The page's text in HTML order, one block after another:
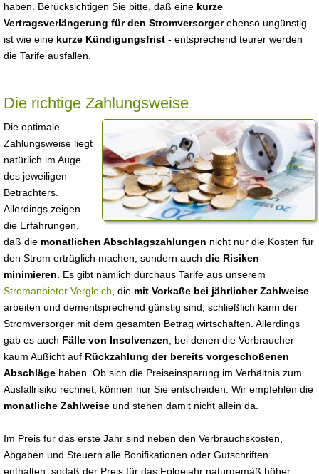
haben. Berücksichtigen Sie bitte, daß eine kurze
Vertragsverlängerung für den Stromversorgerebenso ungünstig
ist wie eine kurze Kündigungsfrist - entsprechend teurer werden
die Tarife ausfallen.
Die richtige Zahlungsweise
Die optimale
Zahlungsweise liegt
natürlich im Auge
des jeweiligen
Betrachters.
Allerdings zeigen
die Erfahrungen,
daß die monatlichen Abschlagszahlungen nicht nur die Kosten für
den Strom erträglich machen, sondern auch die Risiken
minimieren . Es gibt nämlich durchaus Tarife aus unserem
Stromanbieter Vergleich , die mit Vorkaße bei jährlicher Zahlweise
arbeiten und dementsprechend günstig sind, schließlich kann der
Stromversorger mit dem gesamten Betrag wirtschaften. Allerdings
gab es auch Fälle von Insolvenzen , bei denen die Verbraucher
kaum Außicht auf Rückzahlung der bereits vorgeschoßenen
Abschläge haben. Ob sich die Preiseinsparung im Verhältnis zum
Ausfallrisiko rechnet, können nur Sie entscheiden. Wir empfehlen die
monatliche Zahlweise und stehen damit nicht allein da.
Im Preis für das erste Jahr sind neben den Verbrauchskosten,
Abgaben und Steuern alle Bonifikationen oder Gutschriften
enthalten, sodaß der Preis für das Folgejahr naturgemäß höher